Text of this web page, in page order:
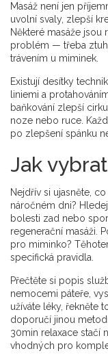
Masáž není jen
uvolní svaly, zlepší
Některé masáže jsou
problém — třeba
trávením u miminek.
Existují desítky
liniemi a
baňkování zlepší
noze nebo ruce.
po zlepšení spánku
Jak
Nejdřív si ujasněte,
náročném dni?
bolesti zad nebo
regenerační masáži.
pro miminko?
specifická pravidla.
Přečtěte si popis
nemocemi páteře,
užíváte léky, řekněte
doporučí jinou
30min relaxace stačí
vhodných pro